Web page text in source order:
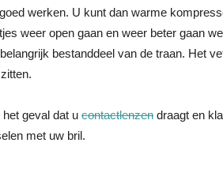
werken. U kunt dan warme
weer open gaan en weer beter gaan
bestanddeel van de traan. Het
het geval dat u contactlenzen draagt en
met uw bril.